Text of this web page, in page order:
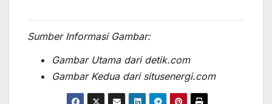
Sumber Informasi Gambar:
Gambar Utama dari detik.com
Gambar Kedua dari situsenergi.com